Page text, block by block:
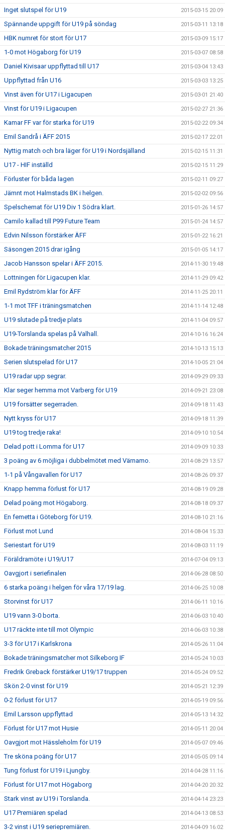
Inget slutspel för U19 2015-03-15 20:09
Spännande uppgift för U19 på söndag 2015-03-11 13:18
HBK numret för stort för U17 2015-03-09 15:17
1-0 mot Högaborg för U19 2015-03-07 08:58
Daniel Kivisaar uppflyttad till U17 2015-03-04 13:43
Uppflyttad från U16 2015-03-03 13:25
Vinst även för U17 i Ligacupen 2015-03-01 21:40
Vinst för U19 i Ligacupen 2015-02-27 21:36
Kamar FF var för starka för U19 2015-02-22 09:34
Emil Sandrå i ÄFF 2015 2015-02-17 22:01
Nyttig match och bra läger för U19 i Nordsjälland 2015-02-15 11:31
U17 - HIF inställd 2015-02-15 11:29
Förluster för båda lagen 2015-02-11 09:27
Jämnt mot Halmstads BK i helgen. 2015-02-02 09:56
Spelschemat för U19 Div 1 Södra klart. 2015-01-26 14:57
Camilo kallad till P99 Future Team 2015-01-24 14:57
Edvin Nilsson förstärker ÄFF 2015-01-22 16:21
Säsongen 2015 drar igång 2015-01-05 14:17
Jacob Hansson spelar i ÄFF 2015. 2014-11-30 19:48
Lottningen för Ligacupen klar. 2014-11-29 09:42
Emil Rydström klar för ÄFF 2014-11-25 20:11
1-1 mot TFF i träningsmatchen 2014-11-14 12:48
U19 slutade på tredje plats 2014-11-04 09:57
U19-Torslanda spelas på Valhall. 2014-10-16 16:24
Bokade träningsmatcher 2015 2014-10-13 15:13
Serien slutspelad för U17 2014-10-05 21:04
U19 radar upp segrar. 2014-09-29 09:33
Klar seger hemma mot Varberg för U19 2014-09-21 23:08
U19 forsätter segerraden. 2014-09-18 11:43
Nytt kryss för U17 2014-09-18 11:39
U19 tog tredje raka! 2014-09-10 10:54
Delad pott i Lomma för U17 2014-09-09 10:33
3 poäng av 6 möjliga i dubbelmötet med Värnamo. 2014-08-29 13:57
1-1 på Vångavallen för U17 2014-08-26 09:37
Knapp hemma förlust för U17 2014-08-19 09:28
Delad poäng mot Högaborg. 2014-08-18 09:37
En femetta i Göteborg för U19. 2014-08-10 21:16
Förlust mot Lund 2014-08-04 15:33
Seriestart för U19 2014-08-03 11:19
Föräldramöte i U19/U17 2014-07-04 09:13
Oavgjort i seriefinalen 2014-06-28 08:50
6 starka poäng i helgen för våra 17/19 lag. 2014-06-25 10:08
Storvinst för U17 2014-06-11 10:16
U19 vann 3-0 borta. 2014-06-03 10:40
U17 räckte inte till mot Olympic 2014-06-03 10:38
3-3 för U17 i Karlskrona 2014-05-26 11:04
Bokade träningsmatcher mot Silkeborg IF 2014-05-24 10:03
Fredrik Greback förstärker U19/17 truppen 2014-05-24 09:52
Skön 2-0 vinst för U19 2014-05-21 12:39
0-2 förlust för U17 2014-05-19 09:56
Emil Larsson uppflyttad 2014-05-13 14:32
Förlust för U17 mot Husie 2014-05-11 20:04
Oavgjort mot Hässleholm för U19 2014-05-07 09:46
Tre sköna poäng för U17 2014-05-05 09:14
Tung förlust för U19 i Ljungby. 2014-04-28 11:16
Förlust för U17 mot Högaborg 2014-04-20 20:32
Stark vinst av U19 i Torslanda. 2014-04-14 23:23
U17 Premiären spelad 2014-04-13 08:53
3-2 vinst i U19 seriepremiären. 2014-04-09 16:02